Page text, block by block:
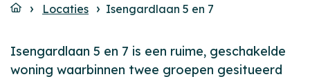
Locaties Isengardlaan 5 en 7
Isengardlaan 5 en 7 is een ruime, geschakelde
woning waarbinnen twee groepen gesitueerd